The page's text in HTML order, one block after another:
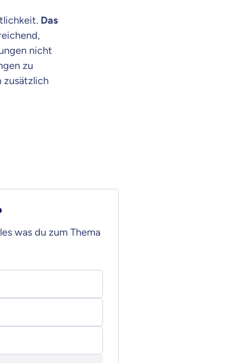
Das
nicht
zu
zusätzlich
was du zum Thema